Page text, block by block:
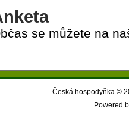
se můžete na
Česká hospodyňka ©
Powered